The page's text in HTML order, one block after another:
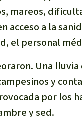
mareos,
acceso a la
el personal
Una
y
por los
y sed.